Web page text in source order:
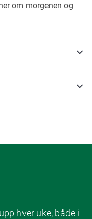
om morgenen og
hver uke, både i